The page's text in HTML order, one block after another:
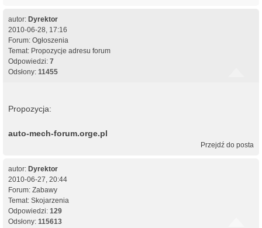
autor: Dyrektor
2010-06-28, 17:16
Forum: Ogłoszenia
Temat: Propozycje adresu forum
Odpowiedzi: 7
Odsłony: 11455
Propozycja:
auto-mech-forum.orge.pl
Przejdź do posta
autor: Dyrektor
2010-06-27, 20:44
Forum: Zabawy
Temat: Skojarzenia
Odpowiedzi: 129
Odsłony: 115613